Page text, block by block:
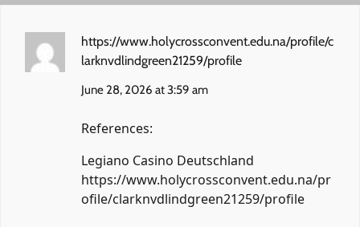
https://www.holycrossconvent.edu.na/profile/c
larknvdlindgreen21259/profile
June 28, 2026 at 3:59 am
References:
Legiano Casino Deutschland
https://www.holycrossconvent.edu.na/pr
ofile/clarknvdlindgreen21259/profile